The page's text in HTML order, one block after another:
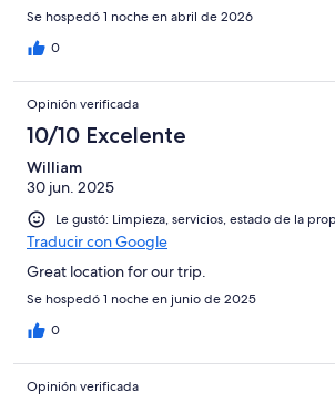
Se hospedó 1 noche en abril de 2026
0
Opinión verificada
10/10 Excelente
William
30 jun. 2025
Le gustó: Limpieza, servicios, estado de la
Traducir con Google
Great location for our trip.
Se hospedó 1 noche en junio de 2025
0
Opinión verificada